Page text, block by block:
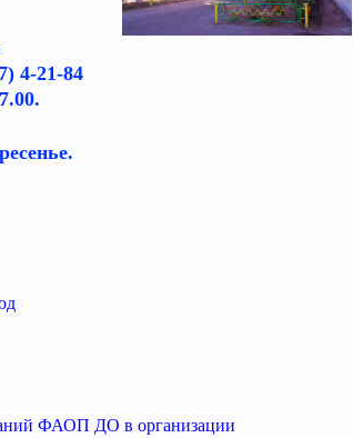
4-21-84
ФАОП ДО в организации